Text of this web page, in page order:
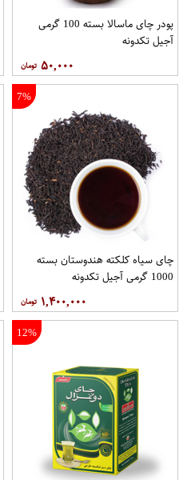
پودر چای ماسالا بسته 100 گرمی
آجیل تکدونه
۵۰,۰۰۰
7%
چای سیاه کلکته هندوستان بسته
1000 گرمی آجیل تکدونه
۱,۴۰۰,۰۰۰
12%